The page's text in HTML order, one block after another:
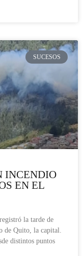
SUCESOS
INCENDIO
EN EL
la tarde de
de Quito, la capital.
distintos puntos